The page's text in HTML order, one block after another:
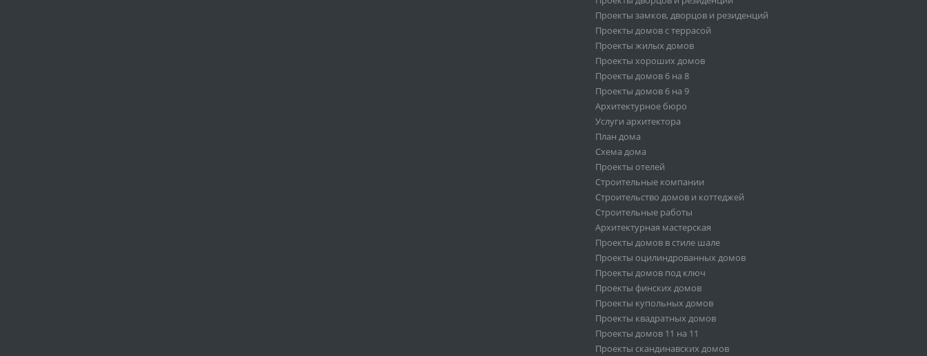
Проекты замков, дворцов и резиденций
Проекты домов с террасой
Проекты жилых домов
Проекты хороших домов
Проекты домов 6 на 8
Проекты домов 6 на 9
Архитектурное бюро
Услуги архитектора
План дома
Схема дома
Проекты отелей
Строительные компании
Строительство домов и коттеджей
Строительные работы
Архитектурная мастерская
Проекты домов в стиле шале
Проекты оцилиндрованных домов
Проекты домов под ключ
Проекты финских домов
Проекты купольных домов
Проекты квадратных домов
Проекты домов 11 на 11
Проекты скандинавских домов